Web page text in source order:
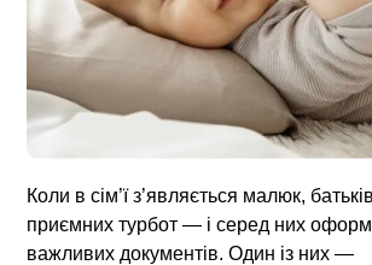
Коли в сім’ї з’являється малюк,
приємних турбот — і серед них
важливих документів. Один із них —